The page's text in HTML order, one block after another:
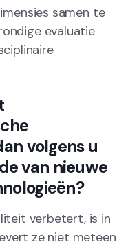
samen te
evaluatie
volgens u
van nieuwe
verbetert, is in
ze niet meteen